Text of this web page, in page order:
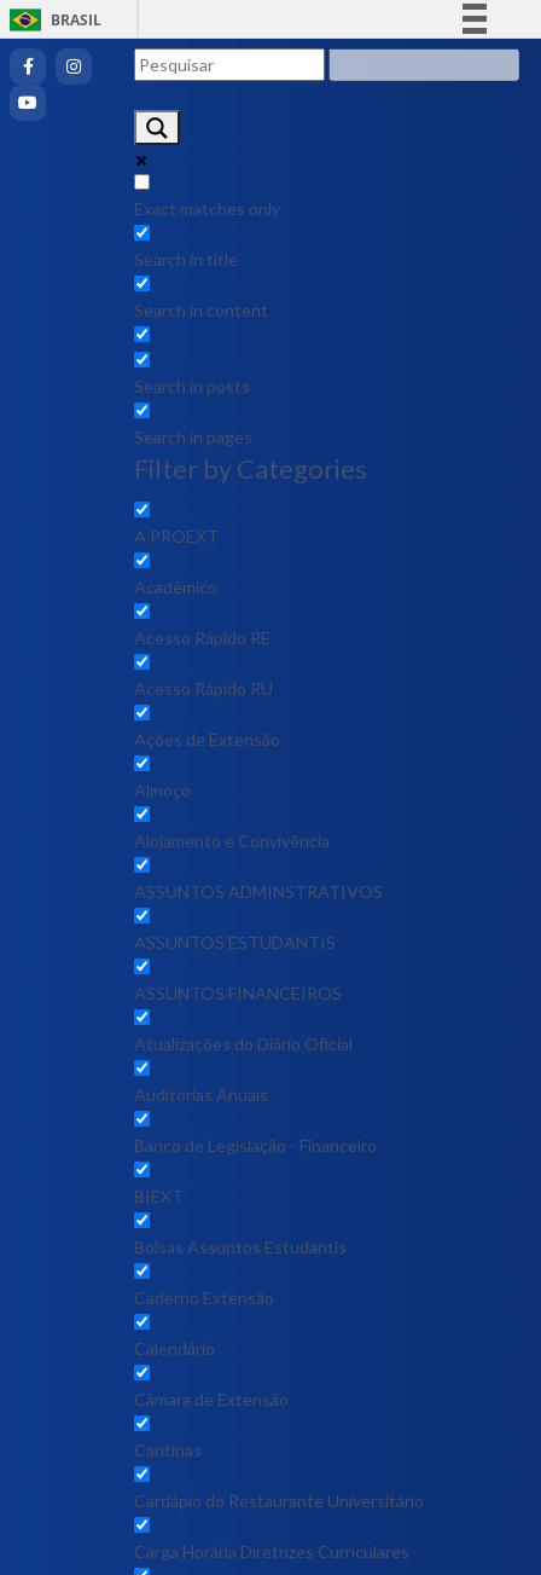
BRASIL
Exact matches only
Search in title
Search in content
Search in posts
Search in pages
Filter by Categories
A PROEXT
Acadêmico
Acesso Rápido RE
Acesso Rápido RU
Ações de Extensão
Almoço
Alojamento e Convivência
ASSUNTOS ADMINSTRATIVOS
ASSUNTOS ESTUDANTIS
ASSUNTOS FINANCEIROS
Atualizações do Diário Oficial
Auditórias Anuais
Banco de Legislação - Financeiro
BIEXT
Bolsas Assuntos Estudantis
Caderno Extensão
Calendário
Câmara de Extensão
Cantinas
Cardápio do Restaurante Universitário
Carga Horária Diretrizes Curriculares